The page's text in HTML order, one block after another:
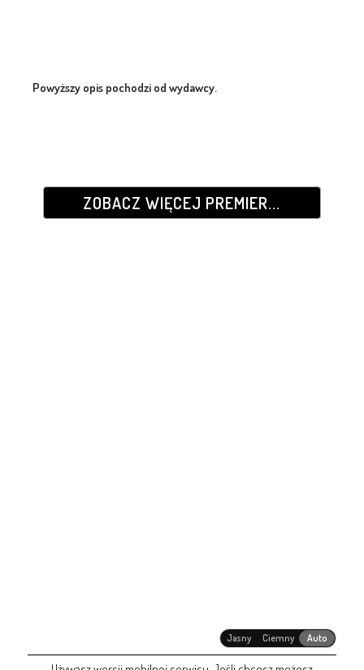
Powyższy opis pochodzi od wydawcy.
ZOBACZ WIĘCEJ PREMIER...
Jasny Ciemny Auto